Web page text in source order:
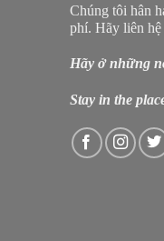
Chúng tôi hân
phí. Hãy liên
Hãy ở những
Stay in the